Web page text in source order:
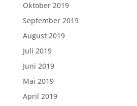
Oktober 2019
September 2019
August 2019
Juli 2019
Juni 2019
Mai 2019
April 2019